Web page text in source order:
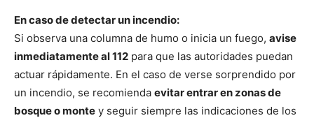
En caso de detectar un incendio:
Si observa una columna de humo o inicia un fuego, avise
inmediatamente al 112 para que las autoridades puedan
actuar rápidamente. En el caso de verse sorprendido por
un incendio, se recomienda evitar entrar en zonas de
bosque o monte y seguir siempre las indicaciones de los